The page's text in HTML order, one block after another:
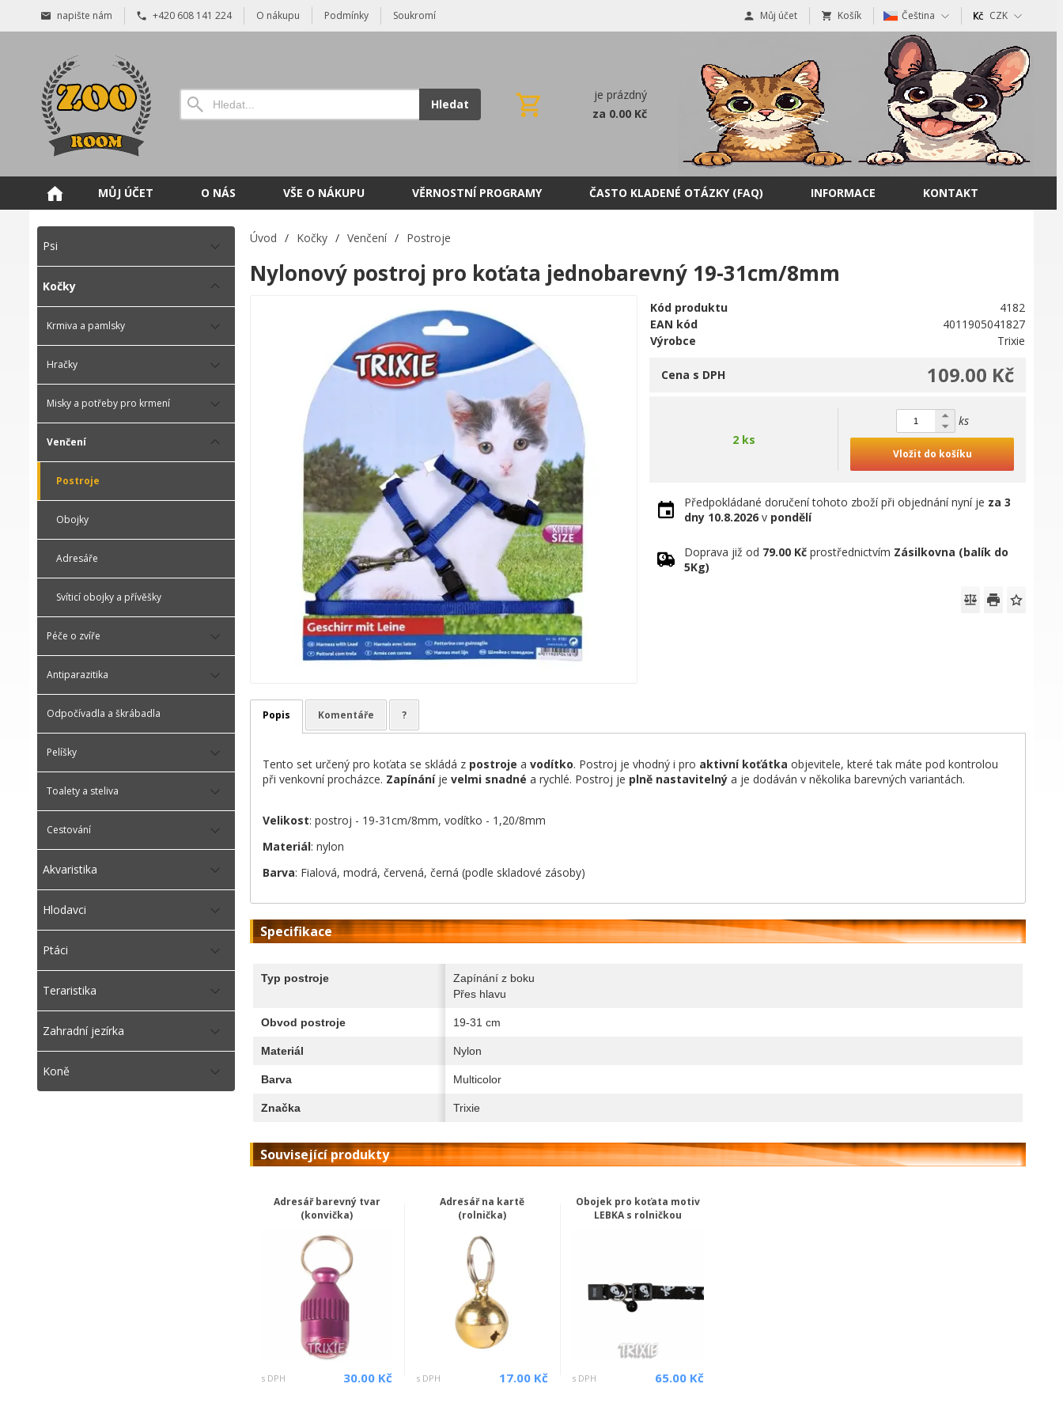
napište nám +420 608 141 224 O nákupu Podmínky Soukromí Můj účet Košík Čeština CZK
Hledat
je prázdný
za 0.00 Kč
MŮJ ÚČET O NÁS VŠE O NÁKUPU VĚRNOSTNÍ PROGRAMY ČASTO KLADENÉ OTÁZKY (FAQ) INFORMACE KONTAKT
Psi
Kočky
Krmiva a pamlsky
Hračky
Misky a potřeby pro krmení
Venčení
Postroje
Obojky
Adresáře
Svíticí obojky a přívěšky
Péče o zvíře
Antiparazitika
Odpočívadla a škrábadla
Pelíšky
Toalety a steliva
Cestování
Akvaristika
Hlodavci
Ptáci
Teraristika
Zahradní jezírka
Koně
Úvod / Kočky / Venčení / Postroje
Nylonový postroj pro koťata jednobarevný 19-31cm/8mm
Kód produktu
4182
EAN kód
4011905041827
Výrobce
Trixie
109.00 Kč
Cena s DPH
2 ks
ks
Vložit do košíku
Předpokládané doručení tohoto zboží při objednání nyní je za 3
dny 10.8.2026 v pondělí
Doprava již od 79.00 Kč prostřednictvím Zásilkovna (balík do
5Kg)
Popis Komentáře ?
Tento set určený pro koťata se skládá z postroje a vodítko. Postroj je vhodný i pro aktivní koťátka objevitele, které tak máte pod kontrolou
při venkovní procházce. Zapínáníje velmi snadné a rychlé. Postroj je plně nastavitelnýa je dodáván v několika barevných variantách.
Velikost: postroj - 19-31cm/8mm, vodítko - 1,20/8mm
Materiál: nylon
Barva: Fialová, modrá, červená, černá (podle skladové zásoby)
Specifikace
Typ postroje
Zapínání z boku
Přes hlavu
Obvod postroje 19-31 cm
Materiál Nylon
Barva Multicolor
Značka Trixie
Související produkty
Adresář barevný tvar
(konvička)
s DPH 30.00 Kč
Adresář na kartě
(rolnička)
s DPH 17.00 Kč
Obojek pro koťata motiv
LEBKA s rolničkou
s DPH 65.00 Kč